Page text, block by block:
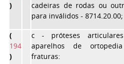
)
cadeiras de rodas ou
para inválidos - 8714.20.00;
(
194
)
c - próteses
aparelhos de
fraturas: